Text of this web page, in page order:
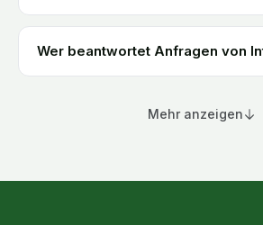
Wer beantwortet Anfragen von
Mehr anzeigen